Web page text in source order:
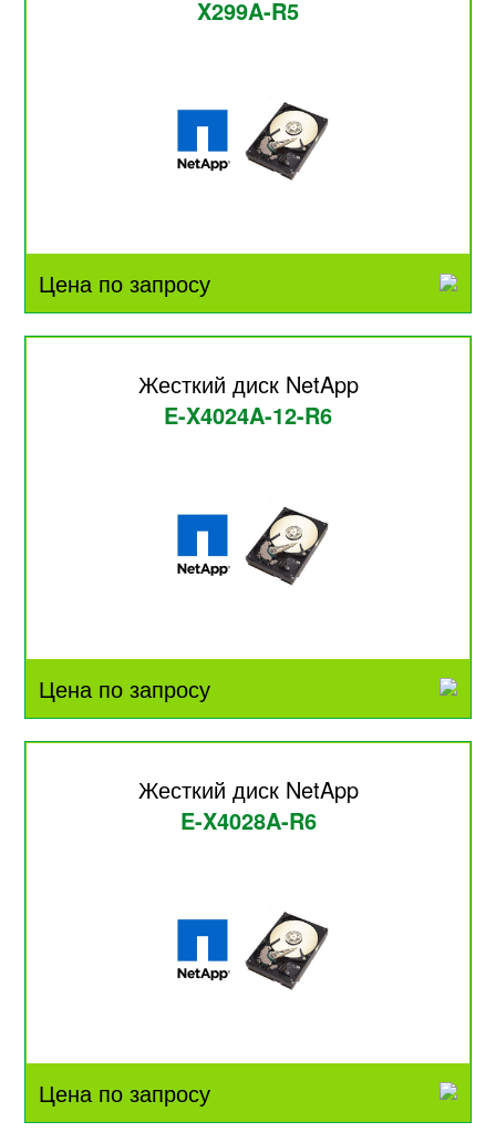
X299A-R5
Цена по запросу
Жесткий диск NetApp
E-X4024A-12-R6
Цена по запросу
Жесткий диск NetApp
E-X4028A-R6
Цена по запросу